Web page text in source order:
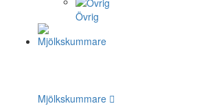
Övrig
Mjölkskummare